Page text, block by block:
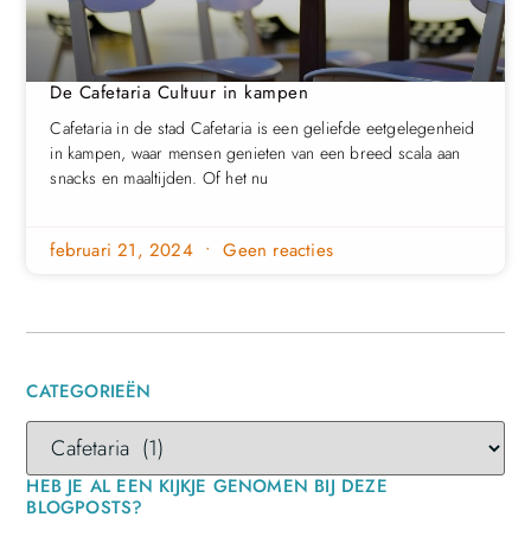
De Cafetaria Cultuur in kampen
Cafetaria in de stad Cafetaria is een geliefde eetgelegenheid
in kampen, waar mensen genieten van een breed scala aan
snacks en maaltijden. Of het nu
februari 21, 2024 Geen reacties
CATEGORIEËN
HEB JE AL EEN KIJKJE GENOMEN BIJ DEZE
BLOGPOSTS?